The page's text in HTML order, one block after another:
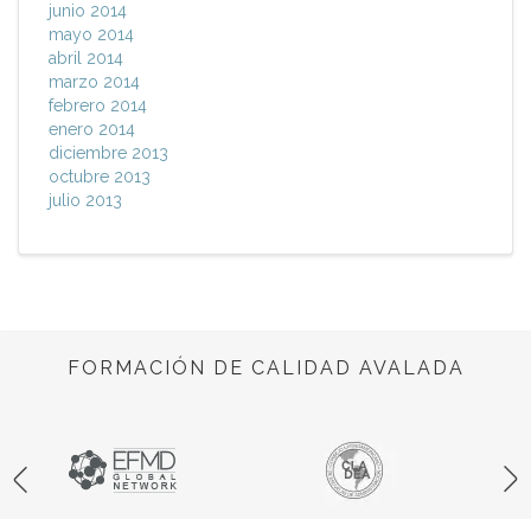
junio 2014
mayo 2014
abril 2014
marzo 2014
febrero 2014
enero 2014
diciembre 2013
octubre 2013
julio 2013
FORMACIÓN DE CALIDAD AVALADA